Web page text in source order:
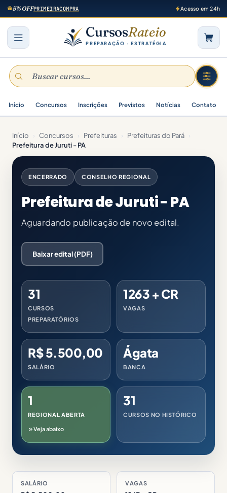
5% OFFPRIMEIRACOMPRA Acesso em 24h
CursosRateio
PREPARAÇÃO · ESTRATÉGIA
Início Concursos Inscrições Previstos Notícias Contato
Início › Concursos › Prefeituras › Prefeituras do Pará ›
Prefeitura de Juruti - PA
ENCERRADO CONSELHO REGIONAL
Prefeitura de Juruti - PA
Aguardando publicação de novo edital.
Baixar edital (PDF)
31
CURSOS
PREPARATÓRIOS
1263 + CR
VAGAS
R$ 5.500,00
SALÁRIO
Ágata
BANCA
1
REGIONAL ABERTA
Veja abaixo
31
CURSOS NO HISTÓRICO
SALÁRIO VAGAS